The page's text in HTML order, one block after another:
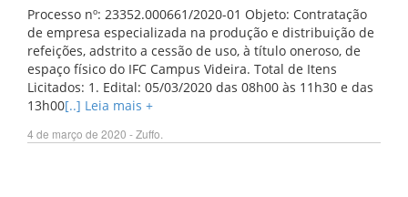
Processo nº: 23352.000661/2020-01 Objeto: Contratação
de empresa especializada na produção e distribuição de
refeições, adstrito a cessão de uso, à título oneroso, de
espaço físico do IFC Campus Videira. Total de Itens
Licitados: 1. Edital: 05/03/2020 das 08h00 às 11h30 e das
13h00[..] Leia mais +
4 de março de 2020 - Zuffo.